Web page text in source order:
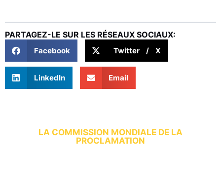
PARTAGEZ-LE SUR LES RÉSEAUX SOCIAUX:
Facebook Twitter / X
LinkedIn Email
LA COMMISSION MONDIALE DE LA
PROCLAMATION